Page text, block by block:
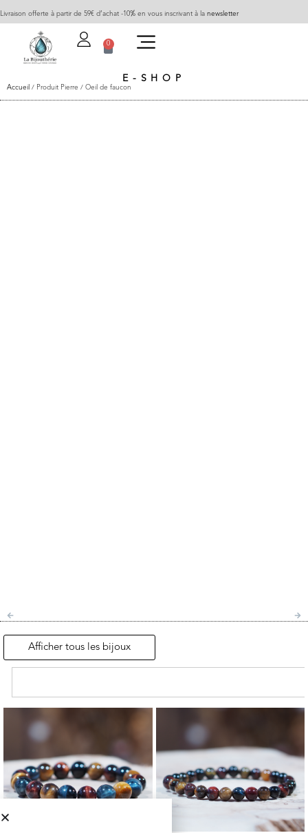
Livraison offerte à partir de 59€ d’achat -10% en vous inscrivant à la newsletter
0
E-SHOP
Accueil / Produit Pierre / Oeil de faucon
Afficher tous les bijoux